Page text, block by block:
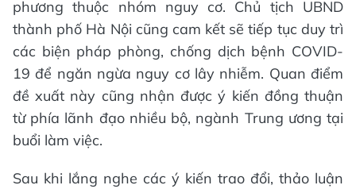
phương thuộc nhóm nguy cơ. Chủ tịch UBND
thành phố Hà Nội cũng cam kết sẽ tiếp tục duy trì
các biện pháp phòng, chống dịch bệnh COVID-
19 để ngăn ngừa nguy cơ lây nhiễm. Quan điểm
đề xuất này cũng nhận được ý kiến đồng thuận
từ phía lãnh đạo nhiều bộ, ngành Trung ương tại
buổi làm việc.
Sau khi lắng nghe các ý kiến trao đổi, thảo luận